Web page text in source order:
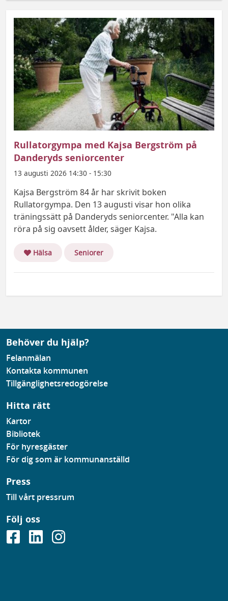
Rullatorgympa med Kajsa Bergström på
Danderyds seniorcenter
13 augusti 2026 14:30 - 15:30
Kajsa Bergström 84 år har skrivit boken
Rullatorgympa. Den 13 augusti visar hon olika
träningssätt på Danderyds seniorcenter. "Alla kan
röra på sig oavsett ålder, säger Kajsa.
Hälsa Seniorer
Behöver du hjälp?
Felanmälan
Kontakta kommunen
Tillgänglighetsredogörelse
Hitta rätt
Kartor
Bibliotek
För hyresgäster
För dig som är kommunanställd
Press
Till vårt pressrum
Följ oss